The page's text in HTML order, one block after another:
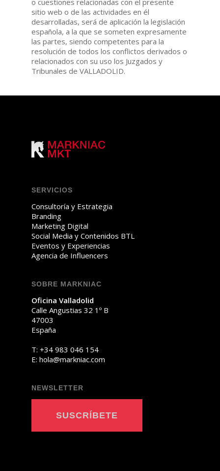
o cuestiones relacionadas con el presente
sitio web o de las actividades en él
desarrolladas, será de aplicación la legislación
española, a la que se someten expresamente
las partes, siendo competentes para la
resolución de todos los conflictos derivados o
relacionados con su uso los Juzgados y
Tribunales de VALLADOLID.
SERVICIOS
Consultoría y Estrategia
Branding
Marketing Digital
Social Media y Contenidos BTL
Eventos y Experiencias
Agencia de Influencers
SOBRE MARKNIAC
Oficina Valladolid
Calle Angustias 32 1º B
47003
España
T: +34 983 046 154
E:
moc.c
ainkr
am@al
oh
NEWSLETTER
SUSCRÍBETE